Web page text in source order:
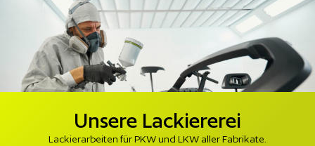
Unsere Lackiererei
Lackierarbeiten für PKW und LKW aller Fabrikate.